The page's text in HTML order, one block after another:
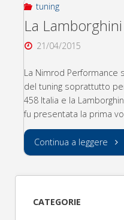
tuning
La
21/04/2015
La Nimrod
del tuning soprattutto
458 Italia e la
fu presentata la prima
Continua a leggere "La
CATEGORIE